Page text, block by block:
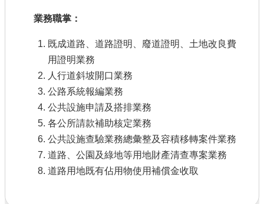
業務職掌：
既成道路、道路證明、廢道證明、土地改良費
用證明業務
人行道斜坡開口業務
公路系統報編業務
公共設施申請及搭排業務
各公所請款補助核定業務
公共設施查驗業務總彙整及容積移轉案件業務
道路、公園及綠地等用地財產清查專案業務
道路用地既有佔用物使用補償金收取